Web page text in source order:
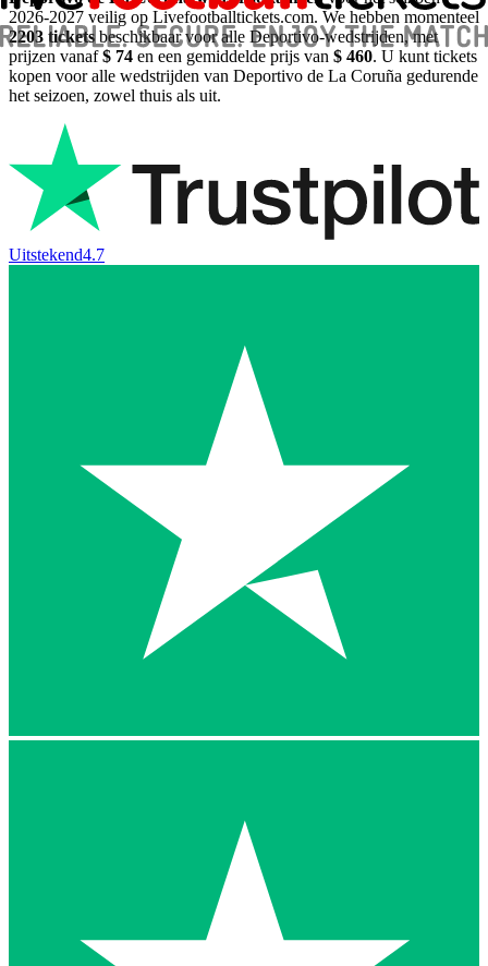
2026-2027 veilig op Livefootballtickets.com. We hebben momenteel
2203 tickets beschikbaar voor alle Deportivo-wedstrijden, met
prijzen vanaf$ 74 en een gemiddelde prijs van $ 460. U kunt tickets
kopen voor alle wedstrijden van Deportivo de La Coruña gedurende
het seizoen, zowel thuis als uit.
Uitstekend4.7